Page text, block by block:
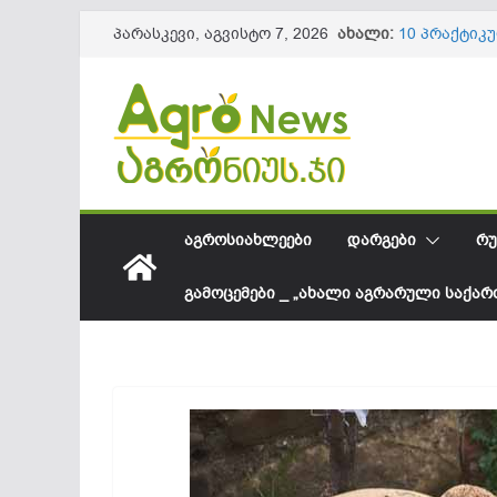
content
პარასკევი, აგვისტო 7, 2026 ახალი: 10
ქართული
სოკოვანი
სეზონის
61,8
ᲐᲒᲠᲝᲡᲘᲐᲮᲚᲔᲔᲑᲘ ᲓᲐᲠᲒᲔᲑᲘ
ᲒᲐᲛᲝᲪᲔᲛᲔᲑᲘ _ „ᲐᲮᲐᲚᲘ ᲐᲒᲠᲐᲠᲣᲚᲘ